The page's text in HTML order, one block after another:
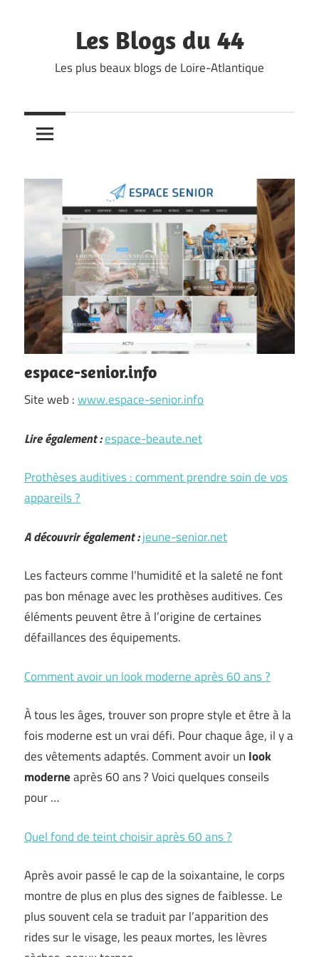
Les Blogs du 44
Les plus beaux blogs de Loire-Atlantique
espace-senior.info
Site web :www.espace-senior.info
Lire également :espace-beaute.net
Prothèses auditives : comment prendre soin de vos
appareils ?
A découvrir également :jeune-senior.net
Les facteurs comme l’humidité et la saleté ne font
pas bon ménage avec les prothèses auditives. Ces
éléments peuvent être à l’origine de certaines
défaillances des équipements.
Comment avoir un look moderne après 60 ans ?
À tous les âges, trouver son propre style et être à la
fois moderne est un vrai défi. Pour chaque âge, il y a
des vêtements adaptés. Comment avoir un look
moderneaprès 60 ans ? Voici quelques conseils
pour …
Quel fond de teint choisir après 60 ans ?
Après avoir passé le cap de la soixantaine, le corps
montre de plus en plus des signes de faiblesse. Le
plus souvent cela se traduit par l’apparition des
rides sur le visage, les peaux mortes, les lèvres